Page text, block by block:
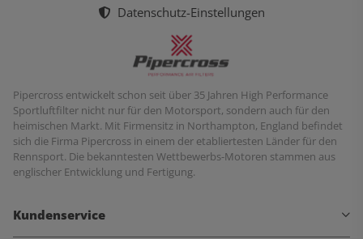
Datenschutz-Einstellungen
Pipercross entwickelt schon seit über 35 Jahren High Performance
Sportluftfilter nicht nur für den Motorsport, sondern auch für den
heimischen Markt. Mit Firmensitz in Northampton, England befindet
sich die Firma Pipercross in einem der etabliertesten Länder für den
Rennsport. Die bekanntesten Wettbewerbs-Motoren stammen aus
englischer Entwicklung und Fertigung.
Kundenservice